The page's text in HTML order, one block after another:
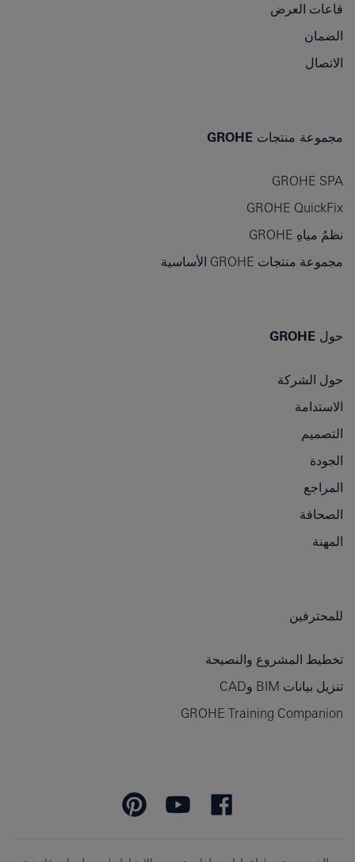
قاعات العرض
الضمان
الاتصال
مجموعة منتجات GROHE
GROHE SPA
GROHE QuickFix
نظمُ مياهِ GROHE
مجموعة منتجات GROHE الأساسية
حول GROHE
حول الشركة
الاستدامة
التصميم
الجودة
المراجع
الصحافة
المهنة
للمحترفين
تخطيط المشروع والنصيحة
تنزيل بيانات BIM وCAD
GROHE Training Companion